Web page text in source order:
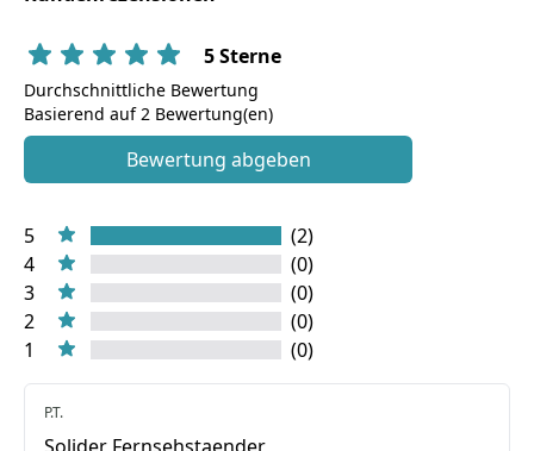
5 Sterne
Durchschnittliche Bewertung
Basierend auf 2 Bewertung(en)
Bewertung abgeben
5
(2)
4
(0)
3
(0)
2
(0)
1
(0)
P.T.